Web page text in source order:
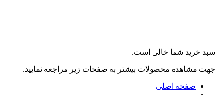
سبد خرید شما خالی است.
جهت مشاهده محصولات بیشتر به صفحات زیر مراجعه نمایید.
صفحه اصلی